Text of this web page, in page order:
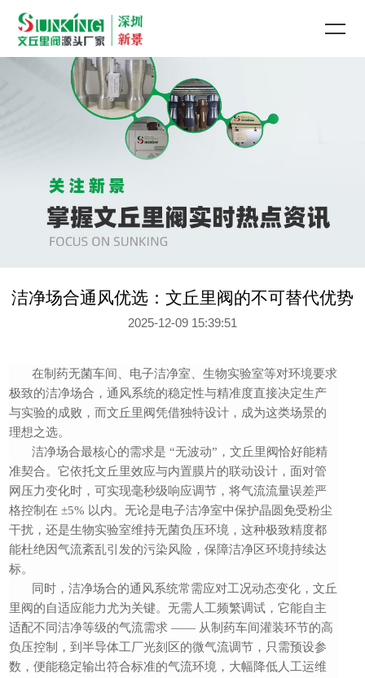
洁净场合通风优选：文丘里阀的不可替代优势
2025-12-09 15:39:51
在制药无菌车间、电子洁净室、生物实验室等对环境要求
极致的洁净场合，通风系统的稳定性与精准度直接决定生产
与实验的成败，而文丘里阀凭借独特设计，成为这类场景的
理想之选。
洁净场合最核心的需求是 “无波动”，文丘里阀恰好能精
准契合。它依托文丘里效应与内置膜片的联动设计，面对管
网压力变化时，可实现毫秒级响应调节，将气流流量误差严
格控制在 ±5% 以内。无论是电子洁净室中保护晶圆免受粉尘
干扰，还是生物实验室维持无菌负压环境，这种极致精度都
能杜绝因气流紊乱引发的污染风险，保障洁净区环境持续达
标。
同时，洁净场合的通风系统常需应对工况动态变化，文丘
里阀的自适应能力尤为关键。无需人工频繁调试，它能自主
适配不同洁净等级的气流需求 —— 从制药车间灌装环节的高
负压控制，到半导体工厂光刻区的微气流调节，只需预设参
数，便能稳定输出符合标准的气流环境，大幅降低人工运维